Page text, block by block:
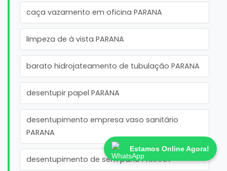
caça vazamento em oficina PARANA
limpeza de à vista PARANA
barato hidrojateamento de tubulação PARANA
desentupir papel PARANA
desentupimento empresa vaso sanitário
PARANA
desentupimento de sem pano PARANA
Estamos Online Agora!